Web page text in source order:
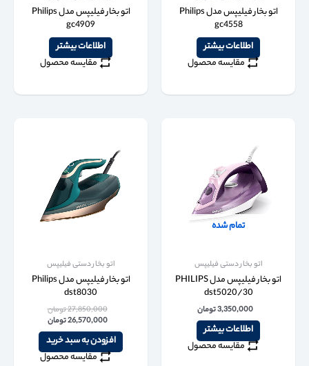
اتو بخار فیلیپس مدل Philips
gc4558
اطلاعات بیشتر
مقایسه محصول
اتو بخار فیلیپس مدل Philips
gc4909
اطلاعات بیشتر
مقایسه محصول
تمام شده
اتو بخار دستی فیلیپس
اتو بخار فیلیپس مدل PHILIPS
dst5020/30
3,350,000تومان
اطلاعات بیشتر
مقایسه محصول
اتو بخار دستی فیلیپس
اتو بخار فیلیپس مدل Philips
dst8030
27,850,000تومان
26,570,000تومان
افزودن به سبد خرید
مقایسه محصول